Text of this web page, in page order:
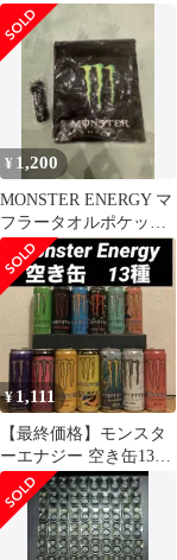
MONSTER ENERGY キ
¥ 1,200
MONSTER ENERGY マ
フラータオルポケット
付＆ネックストラップ
セット
¥ 1,111
【最終価格】モンスタ
ーエナジー 空き缶13
本 工作などに